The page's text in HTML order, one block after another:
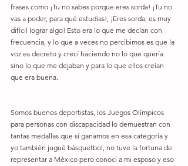
frases como ¡Tu no sabes porque eres sorda! ¡Tu no
vas a poder, para qué estudias!, ¡Eres sorda, es muy
difícil lograr algo! Esto era lo que me decían con
frecuencia, y lo que a veces no percibimos es que la
voz es decreto y crecí haciendo no lo que quería
sino lo que me dejaban y para lo que ellos creían
que era buena.
Somos buenos deportistas, los Juegos Olímpicos
para personas con discapacidad lo demuestran con
tantas medallas que sí ganamos en esa categoría y
yo también jugué básquetbol, no tuve la fortuna de
representar a México pero conocí a mi esposo y eso